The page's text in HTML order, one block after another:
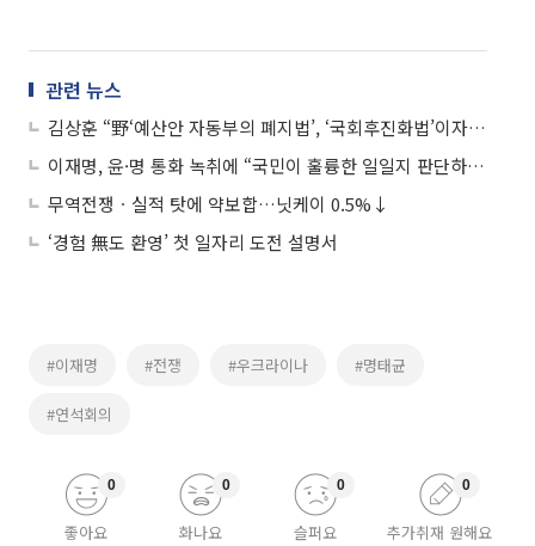
관련 뉴스
김상훈 “野‘예산안 자동부의 폐지법’, ‘국회후진화법’이자 ‘이재명 방탄’”
이재명, 윤·명 통화 녹취에 “국민이 훌륭한 일일지 판단하실 것”
무역전쟁ㆍ실적 탓에 약보합…닛케이 0.5%↓
‘경험 無도 환영’ 첫 일자리 도전 설명서
#이재명 #전쟁 #우크라이나 #명태균
#연석회의
좋아요
0
화나요
0
슬퍼요
0
추가취재 원해요
0